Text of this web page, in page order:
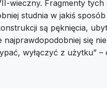
wieczny. Fragmenty
studnia w jakiś sposób
są pęknięcia,
się
wyłączyć z użytku” –